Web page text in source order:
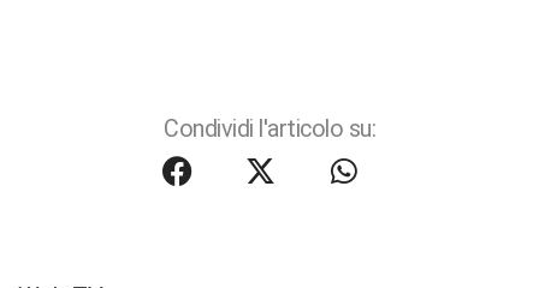
Condividi l'articolo su: